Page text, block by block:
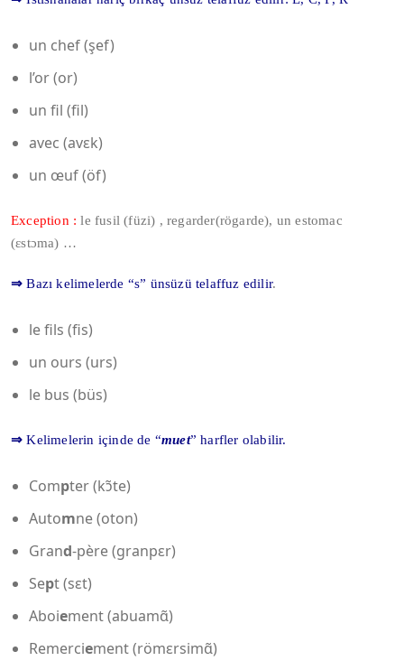
un chef (şef)
l’or (or)
un fil (fil)
avec (avɛk)
un œuf (öf)
Exception : le fusil (füzi) , regarder(rögarde), un estomac
(ɛstɔma) …
⇒Bazı kelimelerde “s” ünsüzü telaffuz edilir.
le fils (fis)
un ours (urs)
le bus (büs)
⇒Kelimelerin içinde de “muet” harfler olabilir.
Compter (kɔ̃te)
Automne (oton)
Grand-père (granpɛr)
Sept (sɛt)
Aboiement (abuamɑ̃)
Remerciement (römɛrsimɑ̃)